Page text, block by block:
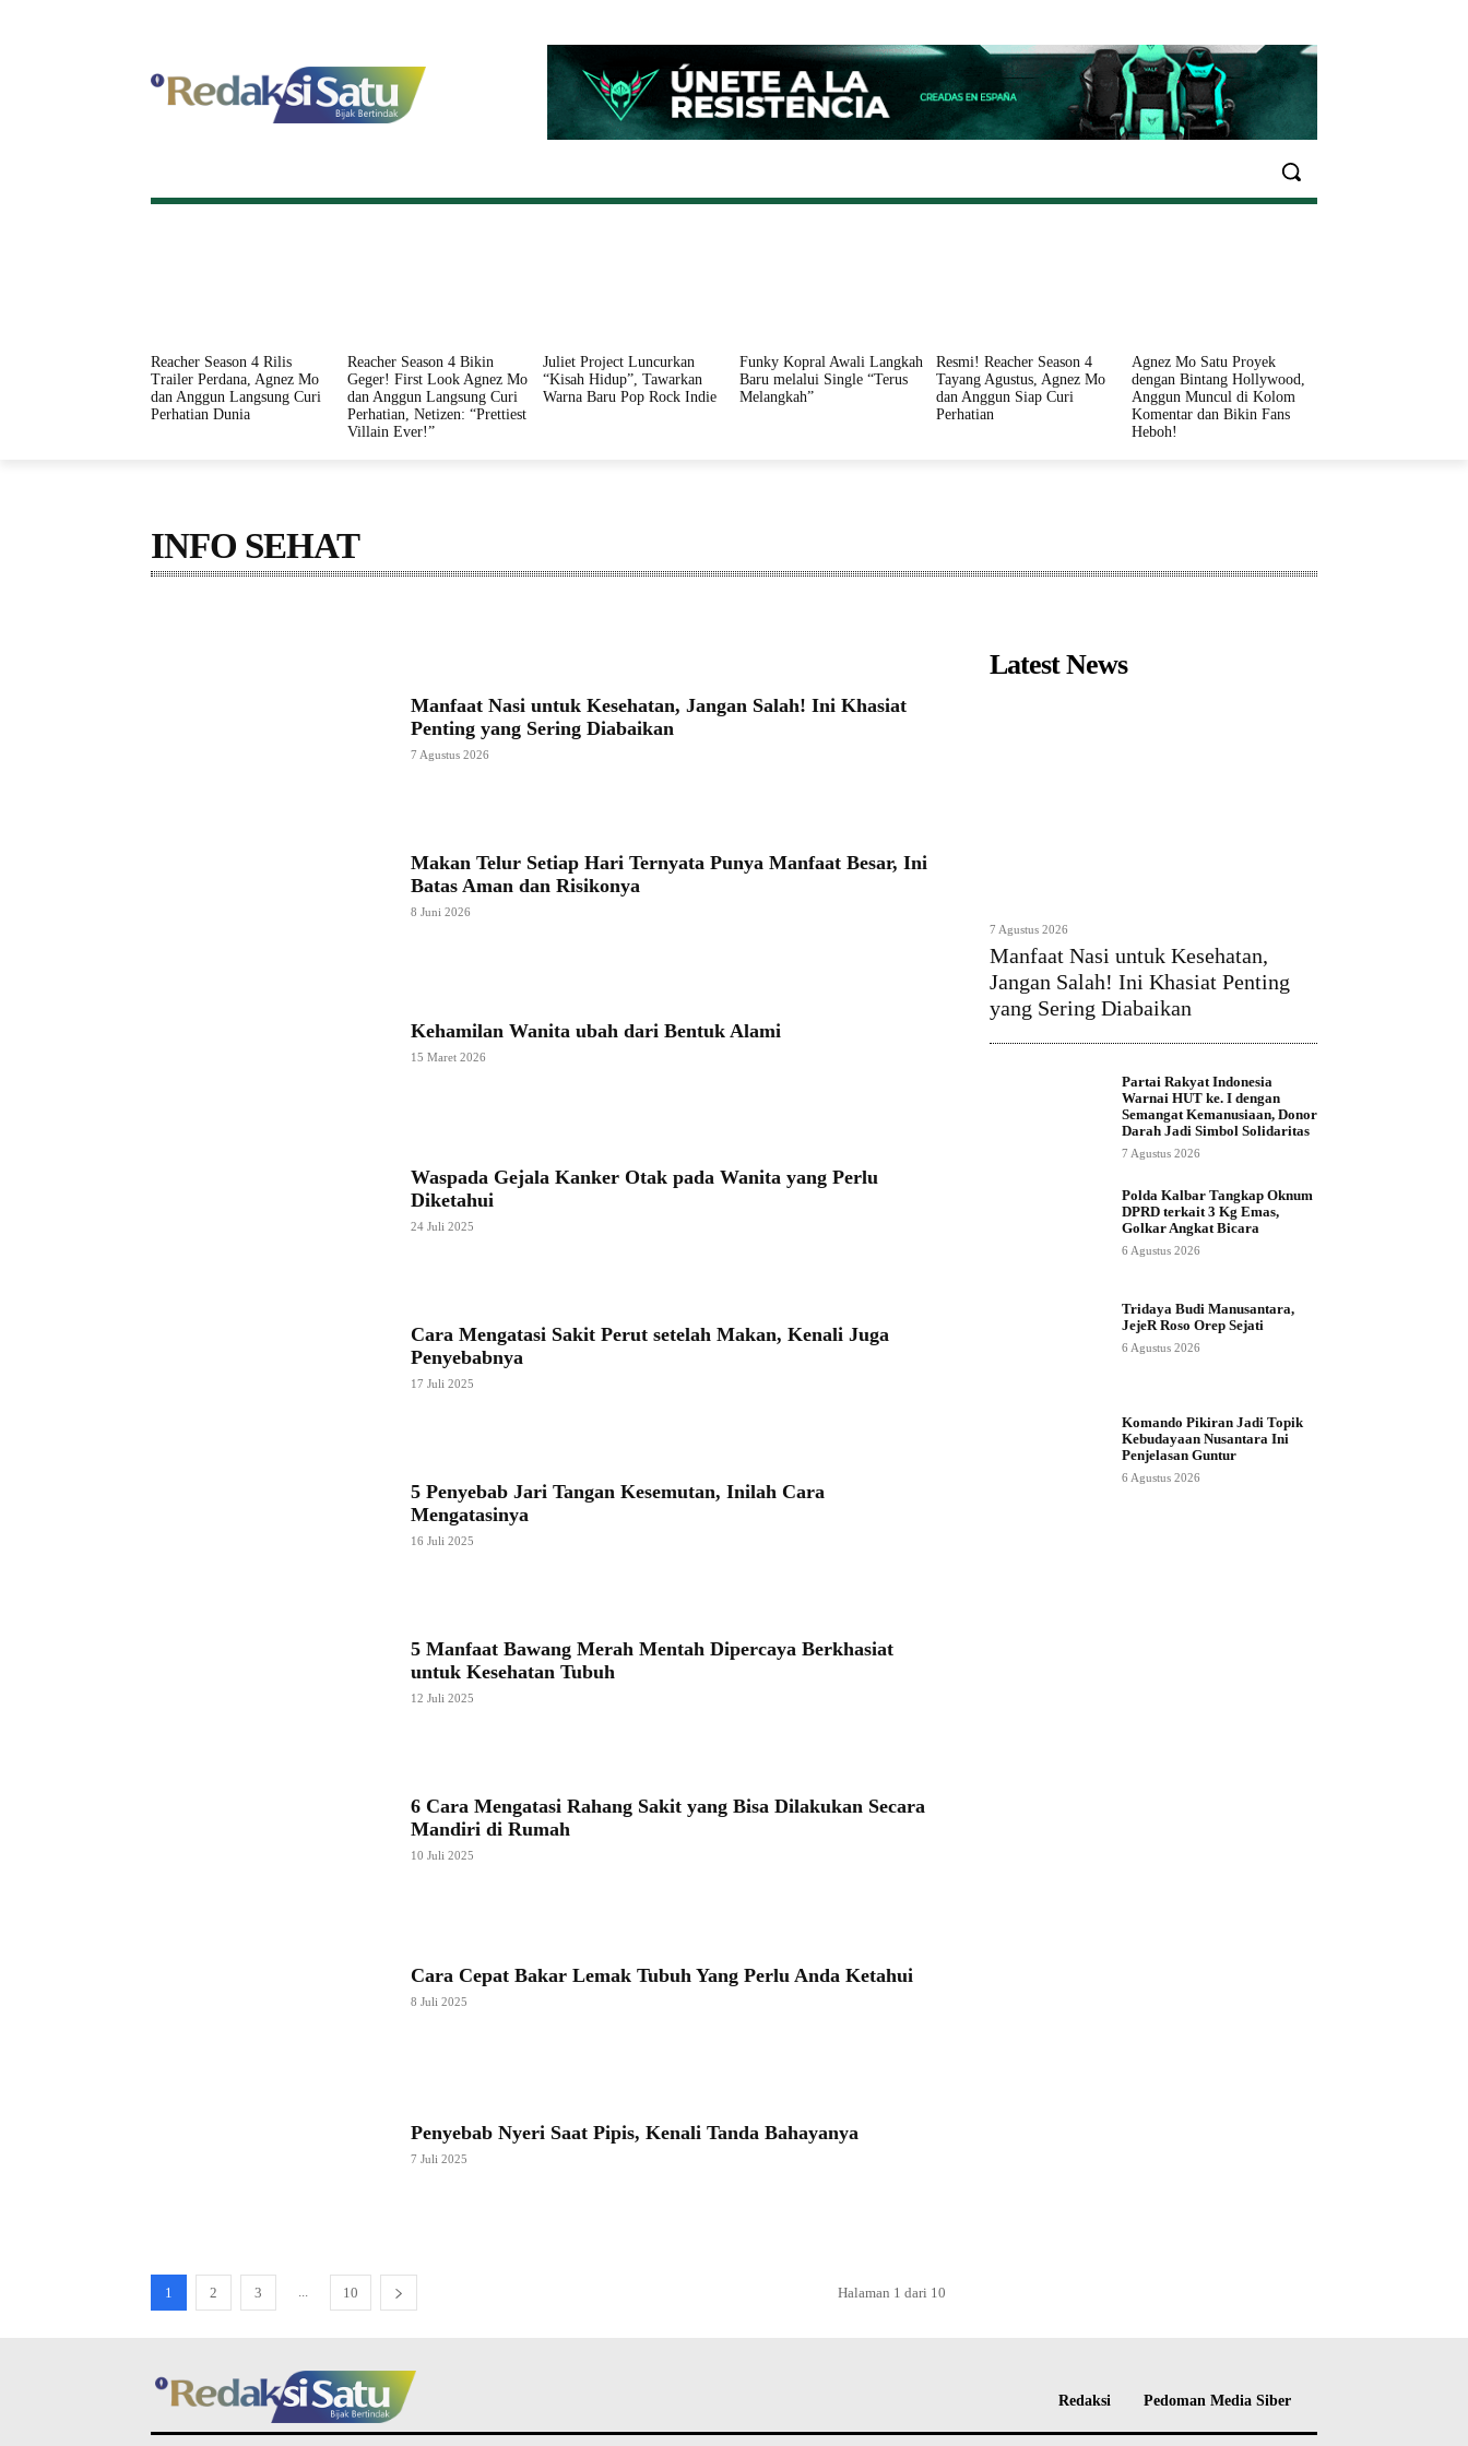
INFO SEHAT
Reacher Season 4 Rilis
Trailer Perdana, Agnez Mo
dan Anggun Langsung Curi
Perhatian Dunia
Reacher Season 4 Bikin
Geger! First Look Agnez Mo
dan Anggun Langsung Curi
Perhatian, Netizen: “Prettiest
Villain Ever!”
Juliet Project Luncurkan
“Kisah Hidup”, Tawarkan
Warna Baru Pop Rock Indie
Funky Kopral Awali Langkah
Baru melalui Single “Terus
Melangkah”
Resmi! Reacher Season 4
Tayang Agustus, Agnez Mo
dan Anggun Siap Curi
Perhatian
Agnez Mo Satu Proyek
dengan Bintang Hollywood,
Anggun Muncul di Kolom
Komentar dan Bikin Fans
Heboh!
INFO SEHAT
Manfaat Nasi untuk Kesehatan, Jangan Salah! Ini Khasiat
Penting yang Sering Diabaikan
7 Agustus 2026
Makan Telur Setiap Hari Ternyata Punya Manfaat Besar, Ini
Batas Aman dan Risikonya
8 Juni 2026
Kehamilan Wanita ubah dari Bentuk Alami
15 Maret 2026
Waspada Gejala Kanker Otak pada Wanita yang Perlu
Diketahui
24 Juli 2025
Cara Mengatasi Sakit Perut setelah Makan, Kenali Juga
Penyebabnya
17 Juli 2025
5 Penyebab Jari Tangan Kesemutan, Inilah Cara
Mengatasinya
16 Juli 2025
5 Manfaat Bawang Merah Mentah Dipercaya Berkhasiat
untuk Kesehatan Tubuh
12 Juli 2025
6 Cara Mengatasi Rahang Sakit yang Bisa Dilakukan Secara
Mandiri di Rumah
10 Juli 2025
Cara Cepat Bakar Lemak Tubuh Yang Perlu Anda Ketahui
8 Juli 2025
Penyebab Nyeri Saat Pipis, Kenali Tanda Bahayanya
7 Juli 2025
1 2 3 10 Halaman 1 dari 10
Latest News
7 Agustus 2026
Manfaat Nasi untuk Kesehatan,
Jangan Salah! Ini Khasiat Penting
yang Sering Diabaikan
Partai Rakyat Indonesia
Warnai HUT ke. I dengan
Semangat Kemanusiaan, Donor
Darah Jadi Simbol Solidaritas
7 Agustus 2026
Polda Kalbar Tangkap Oknum
DPRD terkait 3 Kg Emas,
Golkar Angkat Bicara
6 Agustus 2026
Tridaya Budi Manusantara,
JejeR Roso Orep Sejati
6 Agustus 2026
Komando Pikiran Jadi Topik
Kebudayaan Nusantara Ini
Penjelasan Guntur
6 Agustus 2026
Redaksi Pedoman Media Siber